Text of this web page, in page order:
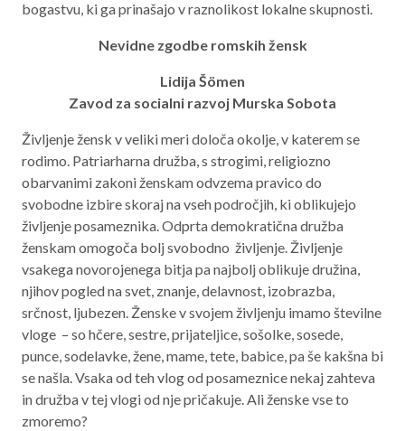
AKTUALNO
RAZPISI
bogastvu, ki ga prinašajo v raznolikost lokalne skupnosti.
Nevidne zgodbe romskih žensk
Lidija Šömen
Zavod za socialni razvoj Murska Sobota
Življenje žensk v veliki meri določa okolje, v katerem se
rodimo. Patriarharna družba, s strogimi, religiozno
obarvanimi zakoni ženskam odvzema pravico do
svobodne izbire skoraj na vseh področjih, ki oblikujejo
življenje posameznika. Odprta demokratična družba
ženskam omogoča bolj svobodno življenje. Življenje
vsakega novorojenega bitja pa najbolj oblikuje družina,
njihov pogled na svet, znanje, delavnost, izobrazba,
srčnost, ljubezen. Ženske v svojem življenju imamo številne
vloge – so hčere, sestre, prijateljice, sošolke, sosede,
punce, sodelavke, žene, mame, tete, babice, pa še kakšna bi
se našla. Vsaka od teh vlog od posameznice nekaj zahteva
in družba v tej vlogi od nje pričakuje. Ali ženske vse to
zmoremo?